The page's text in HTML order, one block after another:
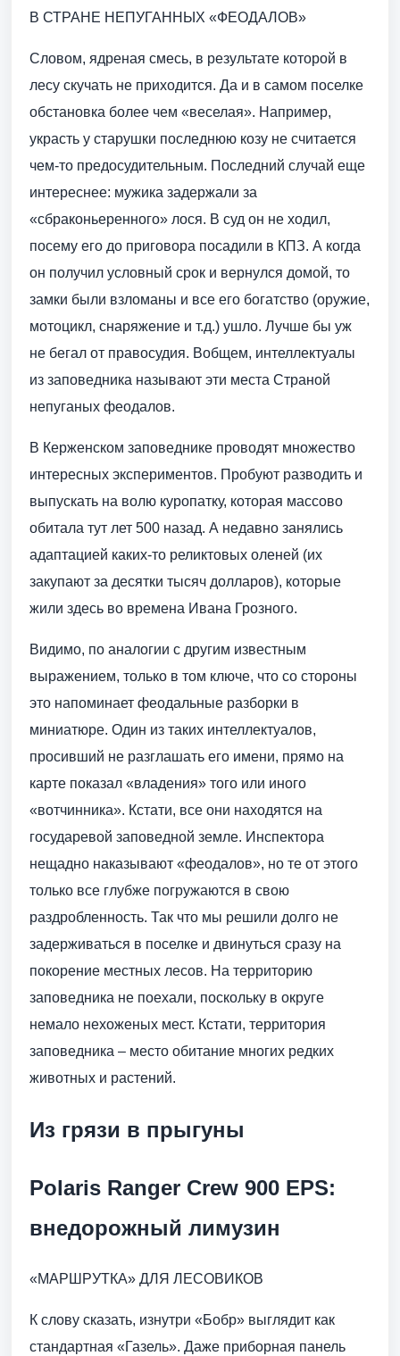
В СТРАНЕ НЕПУГАННЫХ «ФЕОДАЛОВ»
Словом, ядреная смесь, в результате которой в
лесу скучать не приходится. Да и в самом поселке
обстановка более чем «веселая». Например,
украсть у старушки последнюю козу не считается
чем-то предосудительным. Последний случай еще
интереснее: мужика задержали за
«сбраконьеренного» лося. В суд он не ходил,
посему его до приговора посадили в КПЗ. А когда
он получил условный срок и вернулся домой, то
замки были взломаны и все его богатство (оружие,
мотоцикл, снаряжение и т.д.) ушло. Лучше бы уж
не бегал от правосудия. Вобщем, интеллектуалы
из заповедника называют эти места Страной
непуганых феодалов.
В Керженском заповеднике проводят множество
интересных экспериментов. Пробуют разводить и
выпускать на волю куропатку, которая массово
обитала тут лет 500 назад. А недавно занялись
адаптацией каких-то реликтовых оленей (их
закупают за десятки тысяч долларов), которые
жили здесь во времена Ивана Грозного.
Видимо, по аналогии с другим известным
выражением, только в том ключе, что со стороны
это напоминает феодальные разборки в
миниатюре. Один из таких интеллектуалов,
просивший не разглашать его имени, прямо на
карте показал «владения» того или иного
«вотчинника». Кстати, все они находятся на
государевой заповедной земле. Инспектора
нещадно наказывают «феодалов», но те от этого
только все глубже погружаются в свою
раздробленность. Так что мы решили долго не
задерживаться в поселке и двинуться сразу на
покорение местных лесов. На территорию
заповедника не поехали, поскольку в округе
немало нехоженых мест. Кстати, территория
заповедника – место обитание многих редких
животных и растений.
Из грязи в прыгуны
Polaris Ranger Crew 900 EPS:
внедорожный лимузин
«МАРШРУТКА» ДЛЯ ЛЕСОВИКОВ
К слову сказать, изнутри «Бобр» выглядит как
стандартная «Газель». Даже приборная панель